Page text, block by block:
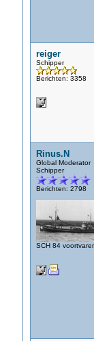
reiger
Schipper
Berichten: 3358
Rinus.N
Global Moderator
Schipper
Berichten: 2798
SCH 84